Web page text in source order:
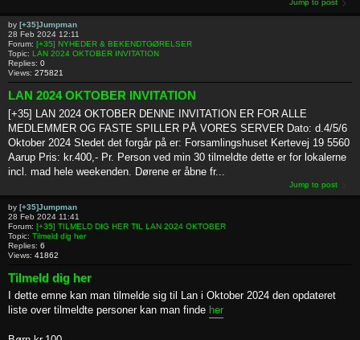
Jump to post
by [+35]Jumpman
28 Feb 2024 12:11
Forum: [+35] NYHEDER & BEKENDTGØRELSER
Topic: LAN 2024 OKTOBER INVITATION
Replies: 0
Views: 275821
LAN 2024 OKTOBER INVITATION
[+35] LAN 2024 OKTOBER DENNE INVITATION ER FOR ALLE
MEDLEMMER OG FASTE SPILLER PÅ VORES SERVER Dato: d.4/5/6
Oktober 2024 Stedet det forgår på er: Forsamlingshuset Kertevej 19 5560
Aarup Pris: kr.400,- Pr. Person ved min 30 tilmeldte dette er for lokalerne
incl. mad hele weekenden. Dørene er åbne fr...
Jump to post
by [+35]Jumpman
28 Feb 2024 11:41
Forum: [+35] TILMELD DIG HER TIL LAN 2024 OKTOBER
Topic: Tilmeld dig her
Replies: 6
Views: 41862
Tilmeld dig her
I dette emne kan man tilmelde sig til Lan i Oktober 2024 den opdateret
liste over tilmeldte personer kan man finde her